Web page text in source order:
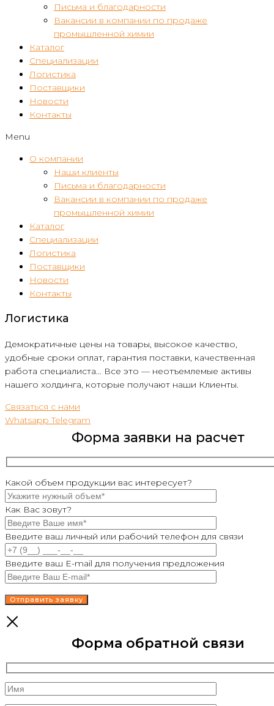
Письма и благодарности
Вакансии в компании по продаже
промышленной химии
Каталог
Специализации
Логистика
Поставщики
Новости
Контакты
Menu
О компании
Наши клиенты
Письма и благодарности
Вакансии в компании по продаже
промышленной химии
Каталог
Специализации
Логистика
Поставщики
Новости
Контакты
Логистика
Демократичные цены на товары, высокое качество,
удобные сроки оплат, гарантия поставки, качественная
работа специалиста… Все это — неотъемлемые активы
нашего холдинга, которые получают наши Клиенты.
Связаться с нами
Whatsapp Telegram
Форма заявки на расчет
Какой объем продукции вас интересует?
Как Вас зовут?
Введите ваш личный или рабочий телефон для связи
Введите ваш E-mail для получения предложения
Форма обратной связи